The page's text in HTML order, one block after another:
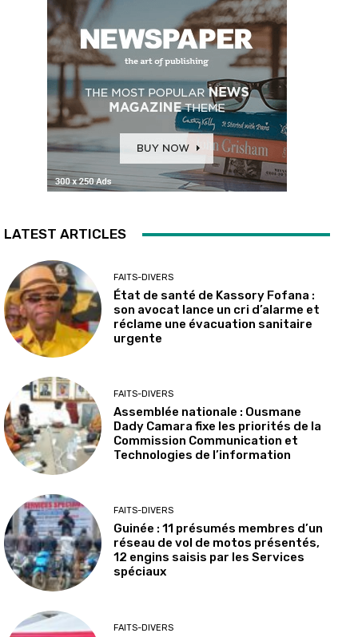
LATEST ARTICLES
FAITS-DIVERS
État de santé de Kassory Fofana :
son avocat lance un cri d’alarme et
réclame une évacuation sanitaire
urgente
FAITS-DIVERS
Assemblée nationale : Ousmane
Dady Camara fixe les priorités de la
Commission Communication et
Technologies de l’information
FAITS-DIVERS
Guinée : 11 présumés membres d’un
réseau de vol de motos présentés,
12 engins saisis par les Services
spéciaux
FAITS-DIVERS